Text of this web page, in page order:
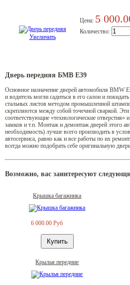
Увеличить
Цена: 5
Количество:
Дверь передняя БМВ Е39
Основное назначение дверей автомобиля BMW
и водитель могли садиться в его салон и
стальных листов методом промышленной
скрепляются между собой точечной сваркой.
соответствующие «технологические отверстия»
замков и т.п. Монтаж и демонтаж дверей этого
необходимость) лучше всего производить в
автосервиса, равно как и все работы по их
всегда можно подобрать себе оригинальную
Возможно, вас заинтересуют
Крышка багажника
6 000.00 Руб
Крылья передние